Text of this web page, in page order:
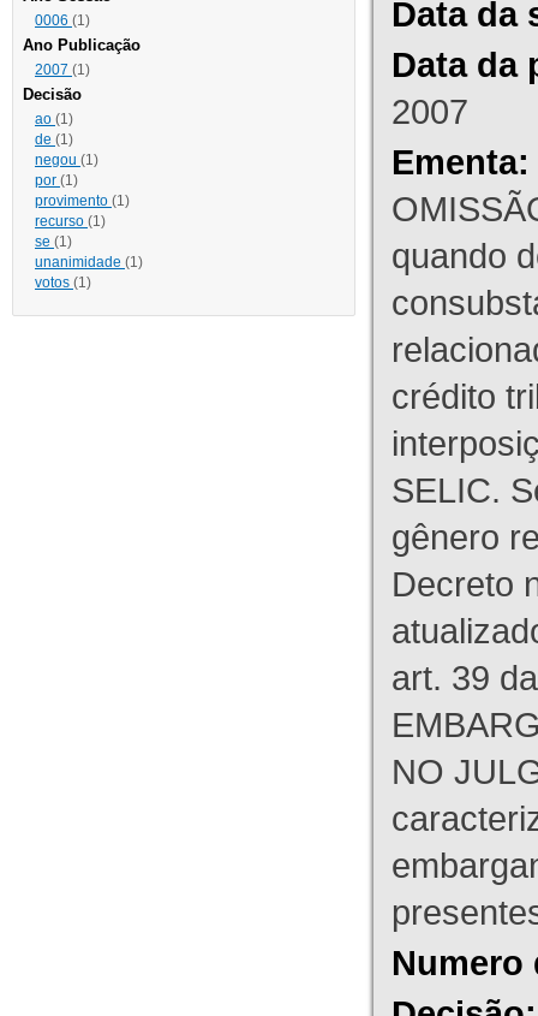
0006 (1)
Ano Publicação
2007 (1)
Decisão
ao (1)
de (1)
negou (1)
por (1)
provimento (1)
recurso (1)
se (1)
unanimidade (1)
votos (1)
Data da
Data da
2007
Ementa:
quando
crédito
SELIC.
gênero
Decreto
art. 39
NO
Numero